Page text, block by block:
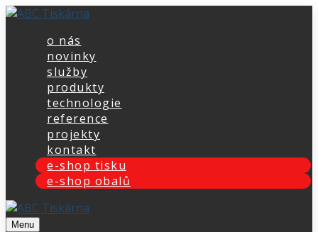
Přeskočit
Menu
Zavřeno
o nás
novinky
služby
produkty
technologie
reference
projekty
kontakt
e-shop tisku
e-shop obalů
Menu